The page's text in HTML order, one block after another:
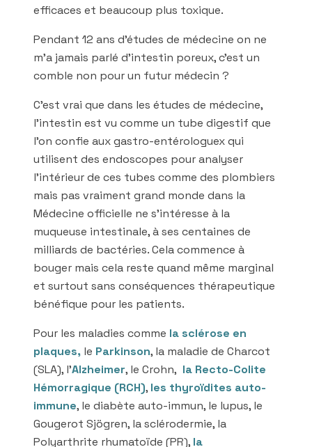
efficaces et beaucoup plus toxique.
Pendant 12 ans d’études de médecine on ne
m’a jamais parlé d’intestin poreux, c’est un
comble non pour un futur médecin ?
C’est vrai que dans les études de médecine,
l’intestin est vu comme un tube digestif que
l’on confie aux gastro-entérologuex qui
utilisent des endoscopes pour analyser
l’intérieur de ces tubes comme des plombiers
mais pas vraiment grand monde dans la
Médecine officielle ne s’intéresse à la
muqueuse intestinale, à ses centaines de
milliards de bactéries. Cela commence à
bouger mais cela reste quand même marginal
et surtout sans conséquences thérapeutique
bénéfique pour les patients.
Pour les maladies comme la sclérose en
plaques, le Parkinson, la maladie de Charcot
(SLA), l’Alzheimer, le Crohn, la Recto-Colite
Hémorragique (RCH), les thyroïdites auto-
immune, le diabète auto-immun, le lupus, le
Gougerot Sjögren, la sclérodermie, la
Polyarthrite rhumatoïde (PR), la